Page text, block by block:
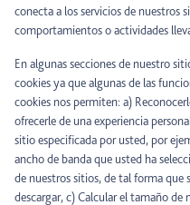
conecta a los servicios de nuestros
comportamientos o actividades
En algunas secciones de nuestro
cookies ya que algunas de las
cookies nos permiten: a)
ofrecerle de una experiencia
sitio especificada por usted, por
ancho de banda que usted ha
de nuestros sitios, de tal forma que
descargar, c) Calcular el tamaño